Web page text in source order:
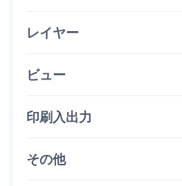
レイヤー
ビュー
印刷入出力
その他